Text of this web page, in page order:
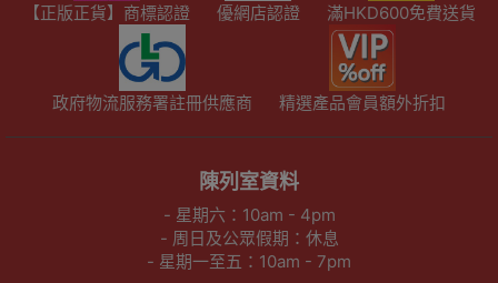
【正版正貨】商標認證 優網店認證 滿HKD600免費送貨
政府物流服務署註冊供應商 精選產品會員額外折扣
陳列室資料
- 星期六：10am - 4pm
- 周日及公眾假期：休息
- 星期一至五：10am - 7pm